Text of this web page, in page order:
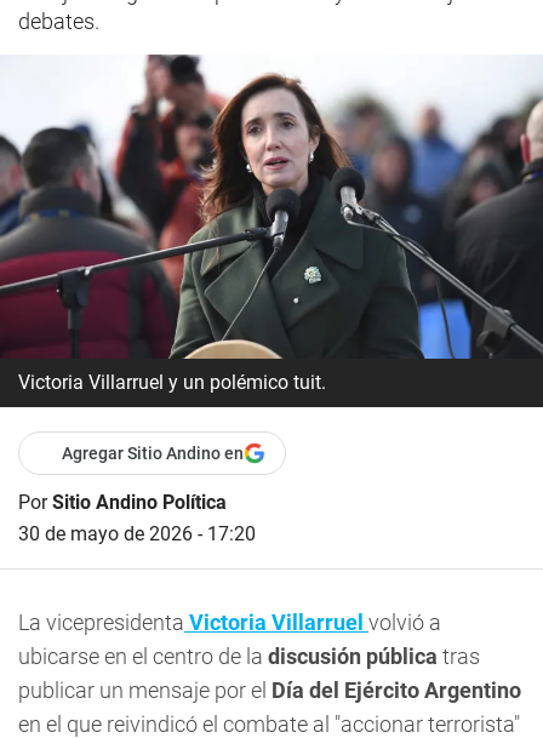
debates.
Victoria Villarruel y un polémico tuit.
Agregar Sitio Andino en
PorSitio Andino Política
30 de mayo de 2026 - 17:20
La vicepresidenta Victoria Villarruel volvió a
ubicarse en el centro de la discusión pública tras
publicar un mensaje por el Día del Ejército Argentino
en el que reivindicó el combate al "accionar terrorista"